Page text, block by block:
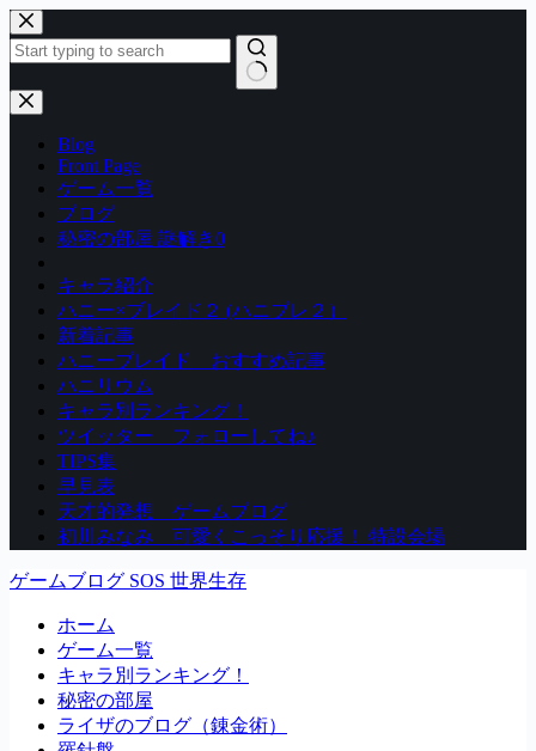
コ
ン
テ
ン
ツ
結
Blog
Front Page
ゲーム一覧
ブログ
秘密の部屋 謎解き0
キャラ紹介
ハニー×ブレイド２ (ハニブレ２）
新着記事
ハニーブレイド おすすめ記事
ハニリウム
キャラ別ランキング！
ツイッター フォローしてね♪
TIPS集
早見表
天才的発想 ゲームブログ
初川みなみ 可愛くこっそり応援！ 特設会場
ゲームブログ SOS 世界生存
ホーム
ゲーム一覧
キャラ別ランキング！
秘密の部屋
ライザのブログ（錬金術）